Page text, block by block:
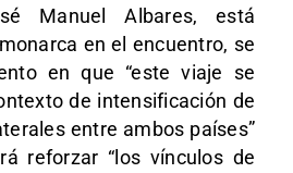
Manuel Albares, está
en el encuentro, se
en que “este viaje se
de intensificación de
entre ambos países”
reforzar “los vínculos de